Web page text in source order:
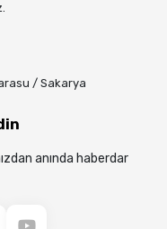
/ Sakarya
anında haberdar